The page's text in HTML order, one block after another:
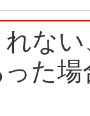
な
た